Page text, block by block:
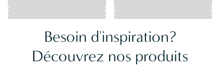
Besoin d'inspiration?
Découvrez nos produits